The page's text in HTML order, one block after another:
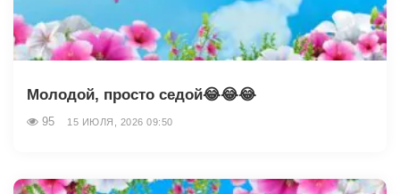
Молодой, просто седой😂😂😂
95 15 ИЮЛЯ, 2026 09:50